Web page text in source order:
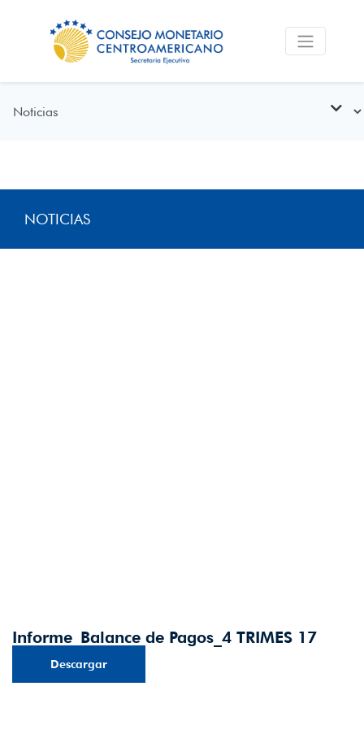
NOTICIAS
Informe_Balance de Pagos_4 TRIMES 17
Descargar